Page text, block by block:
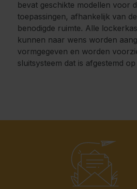
bevat geschikte modellen voor
toepassingen, afhankelijk van
benodigde ruimte. Alle
kunnen naar wens worden
vormgegeven en worden
sluitsysteem dat is afgestemd